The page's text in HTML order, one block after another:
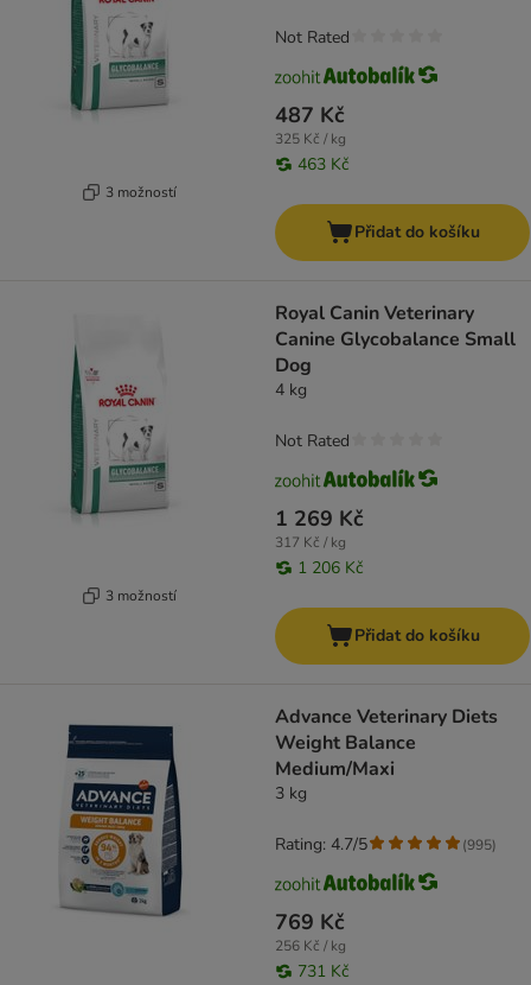
3 možností
487 Kč
325 Kč / kg
463 Kč
Not Rated
Přidat do košíku
3 možností
Royal Canin Veterinary
Canine Glycobalance Small
Dog
4 kg
1 269 Kč
317 Kč / kg
1 206 Kč
Not Rated
Přidat do košíku
Advance Veterinary Diets
Weight Balance
Medium/Maxi
3 kg
769 Kč
256 Kč / kg
731 Kč
Rating: 4.7/5 (995)